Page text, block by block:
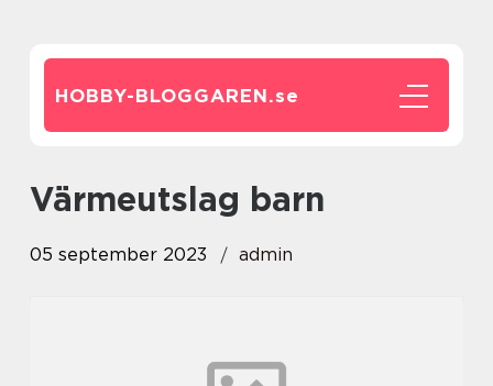
HOBBY-BLOGGAREN.se
värmeutslag barn
05 september 2023 admin